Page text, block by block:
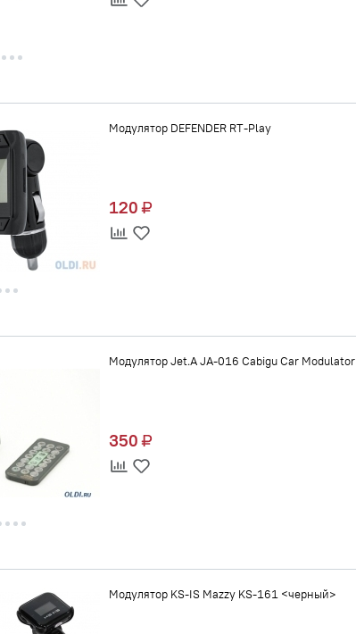
Модулятор DEFENDER RT-Play
120
Модулятор Jet.A JA-016 Cabigu Car Modulator
350
Модулятор KS-IS Mazzy KS-161 <черный>